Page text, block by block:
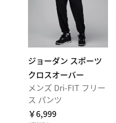
ジョーダン スポーツ
クロスオーバー
メンズ Dri-FIT フリー
ス パンツ
￥6,999